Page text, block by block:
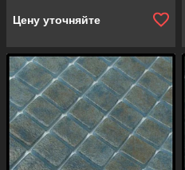
Цену уточняйте